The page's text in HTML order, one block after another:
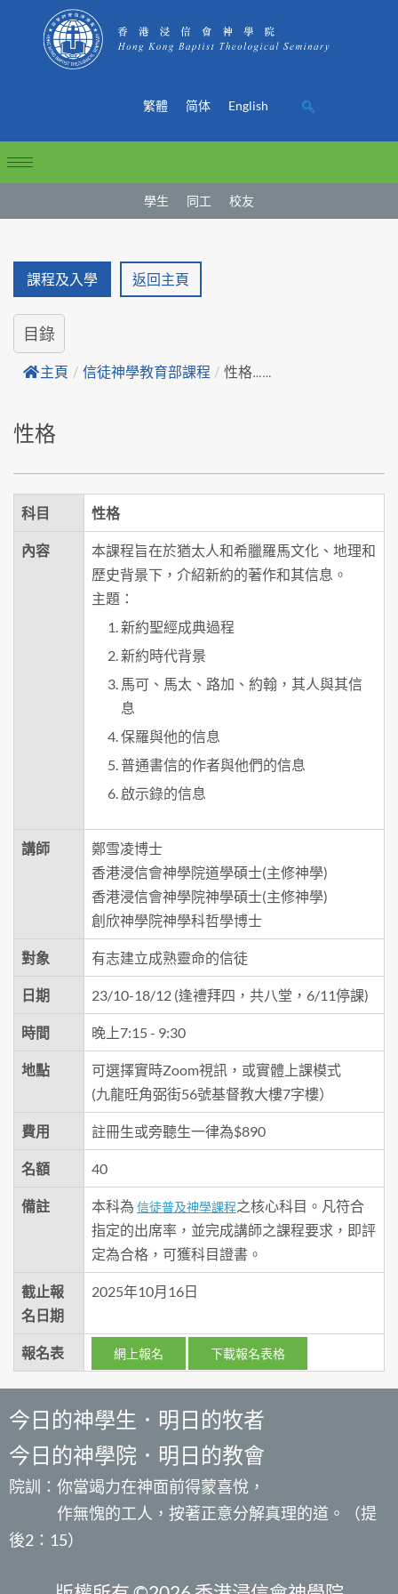
繁體 简体 English
學生 同工 校友
課程及入學 返回主頁
目錄
主頁 / 信徒神學教育部課程 / 性格……
性格
科目 性格
內容
本課程旨在於猶太人和希臘羅馬文化、地理和
歷史背景下，介紹新約的著作和其信息。
主題：
新約聖經成典過程
新約時代背景
馬可、馬太、路加、約翰，其人與其信
息
保羅與他的信息
普通書信的作者與他們的信息
啟示錄的信息
講師
鄭雪凌博士
香港浸信會神學院道學碩士(主修神學)
香港浸信會神學院神學碩士(主修神學)
創欣神學院神學科哲學博士
對象 有志建立成熟靈命的信徒
日期 23/10-18/12 (逢禮拜四，共八堂，6/11停課)
時間 晚上7:15 - 9:30
地點
可選擇實時Zoom視訊，或實體上課模式
(九龍旺角弼街56號基督教大樓7字樓）
費用 註冊生或旁聽生一律為$890
名額 40
備註 本科為 信徒普及神學課程之核心科目。凡符合
指定的出席率，並完成講師之課程要求，即評
定為合格，可獲科目證書。
截止報
名日期
2025年10月16日
報名表 網上報名 下載報名表格
今日的神學生．明日的牧者
今日的神學院．明日的教會
院訓：你當竭力在神面前得蒙喜悅，
作無愧的工人，按著正意分解真理的道。（提
後2：15）